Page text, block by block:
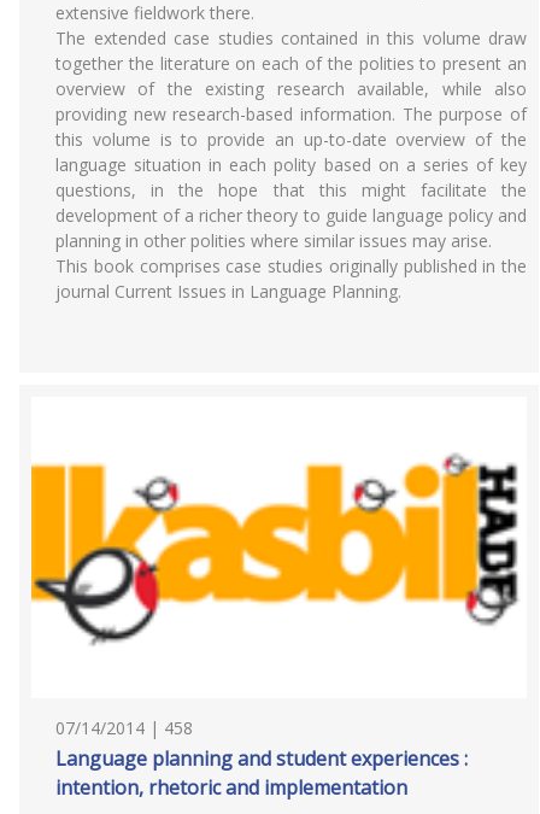
extensive fieldwork there.
The extended case studies contained in this volume draw
together the literature on each of the polities to present an
overview of the existing research available, while also
providing new research-based information. The purpose of
this volume is to provide an up-to-date overview of the
language situation in each polity based on a series of key
questions, in the hope that this might facilitate the
development of a richer theory to guide language policy and
planning in other polities where similar issues may arise.
This book comprises case studies originally published in the
journal Current Issues in Language Planning.
07/14/2014 | 458
Language planning and student experiences :
intention, rhetoric and implementation